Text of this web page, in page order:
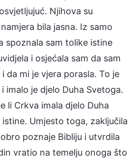
Njihova su
bila jasna. Iz samo
spoznala sam tolike istine
i osjećala sam da sam
da mi je vjera porasla. To je
imalo je djelo Duha Svetoga.
li Crkva imala djelo Duha
Umjesto toga, zaključila
poznaje Bibliju i utvrdila
vratio na temelju onoga što